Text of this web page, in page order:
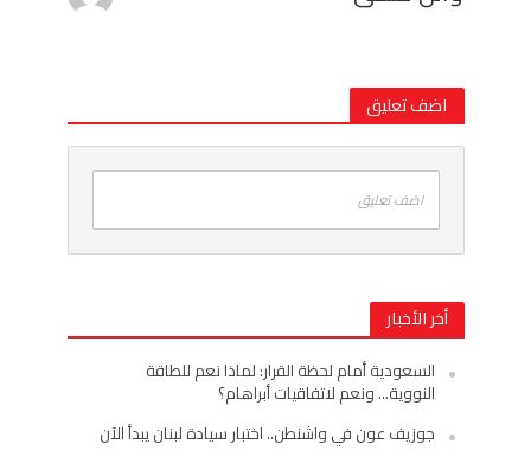
اضف تعليق
اضف تعليق
أخر الأخبار
السعودية أمام لحظة القرار: لماذا نعم للطاقة
النووية… ونعم لاتفاقيات أبراهام؟
جوزيف عون في واشنطن.. اختبار سيادة لبنان يبدأ الآن